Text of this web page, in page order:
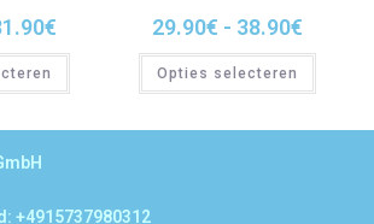
€ 29.90€ - 38.90€
Opties selecteren
+4915737980312